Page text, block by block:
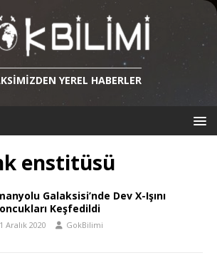
YEREL HABERLER
enstitüsü
Galaksisi’nde Dev X-Işını
Keşfedildi
Aralık 2020 GokBilimi